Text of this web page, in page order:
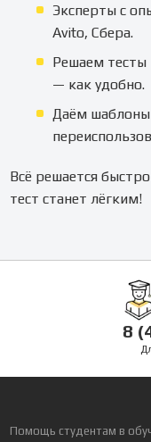
Эксперты с
Avito, Сбера.
Решаем тесты
— как удобно.
Даём
Всё решается
тест станет лёгким!
8
Помощь студентам в